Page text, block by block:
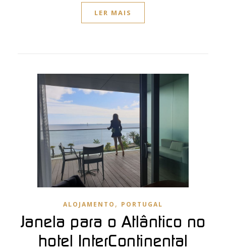
LER MAIS
ALOJAMENTO , PORTUGAL
Janela para o Atlântico no
hotel InterContinental